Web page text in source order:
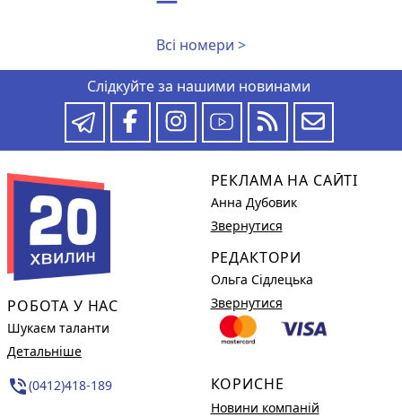
Всі номери >
Слідкуйте за нашими новинами
РОБОТА У НАС
Шукаєм таланти
Детальніше
phone_in_talk(0412)418-189
РЕКЛАМА НА САЙТІ
Анна Дубовик
Звернутися
РЕДАКТОРИ
Ольга Сідлецька
Звернутися
КОРИСНЕ
Новини компаній